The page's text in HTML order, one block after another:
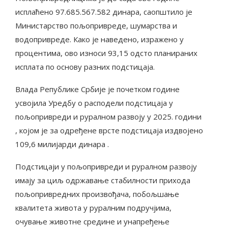
исплаћено 97.685.567.582 динара, саопштило је
Министарство пољопривреде, шумарства и
водопривреде. Како је наведено, изражено у
процентима, ово износи 93,15 одсто планираних
исплата по основу разних подстицаја.
Влада Републике Србије је почетком године
усвојила Уредбу о расподели подстицаја у
пољопривреди и руралном развоју у 2025. години
, којом је за одређене врсте подстицаја издвојено
109,6 милијарди динара .
Подстицаји у пољопривреди и руралном развоју
имају за циљ одржавање стабилности прихода
пољопривредних произвођача, побољшање
квалитета живота у руралним подручјима,
очување животне средине и унапређење